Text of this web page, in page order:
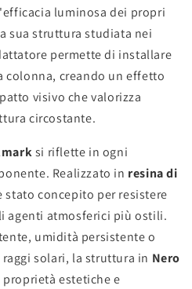
luminosa dei propri
sua struttura studiata nei
permette di installare
creando un effetto
visivo che valorizza
circostante.
si riflette in ogni
Realizzato in resina di
stato concepito per resistere
agenti atmosferici più ostili.
umidità persistente o
solari, la struttura in Nero
estetiche e